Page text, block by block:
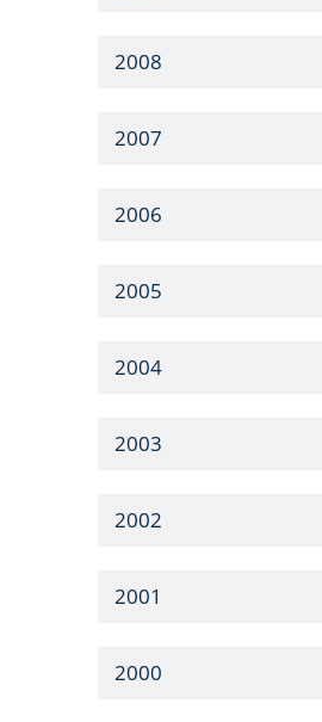
2008
2007
2006
2005
2004
2003
2002
2001
2000